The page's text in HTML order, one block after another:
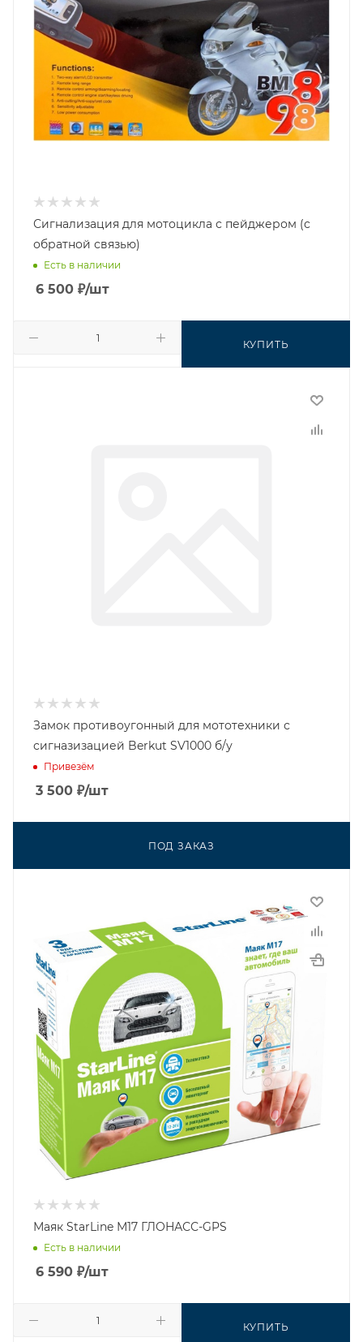
Сигнализация для мотоцикла с пейджером (с
обратной связью)
Есть в наличии
6 500 ₽/шт
КУПИТЬ
Замок противоугонный для мототехники с
сигназизацией Berkut SV1000 б/у
Привезём
3 500 ₽/шт
ПОД ЗАКАЗ
Маяк StarLine М17 ГЛОНАСС-GPS
Есть в наличии
6 590 ₽/шт
КУПИТЬ